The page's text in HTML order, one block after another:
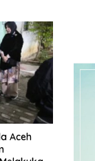
Aceh